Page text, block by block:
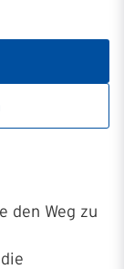
den Weg zu